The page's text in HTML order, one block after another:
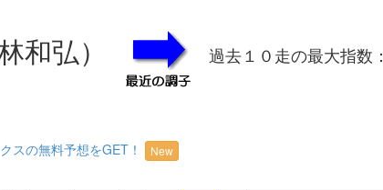
和弘） 過去１０走の最大指数：
スの無料予想をGET！
New